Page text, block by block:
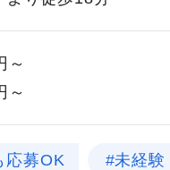
～
～
応募OK #未経験